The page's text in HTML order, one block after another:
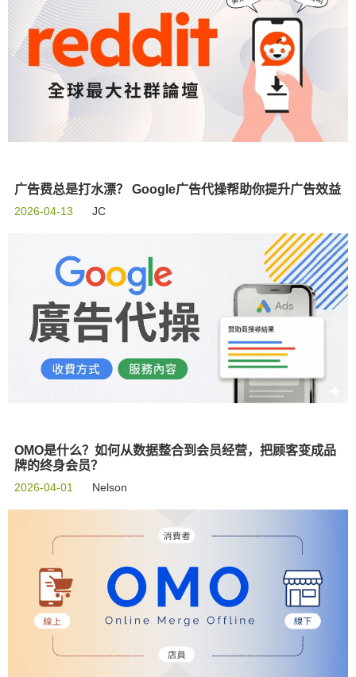
广告费总是打水漂？ Google广告代操帮助你提升广告效益
2026-04-13 JC
OMO是什么？如何从数据整合到会员经营，把顾客变成品
牌的终身会员？
2026-04-01 Nelson